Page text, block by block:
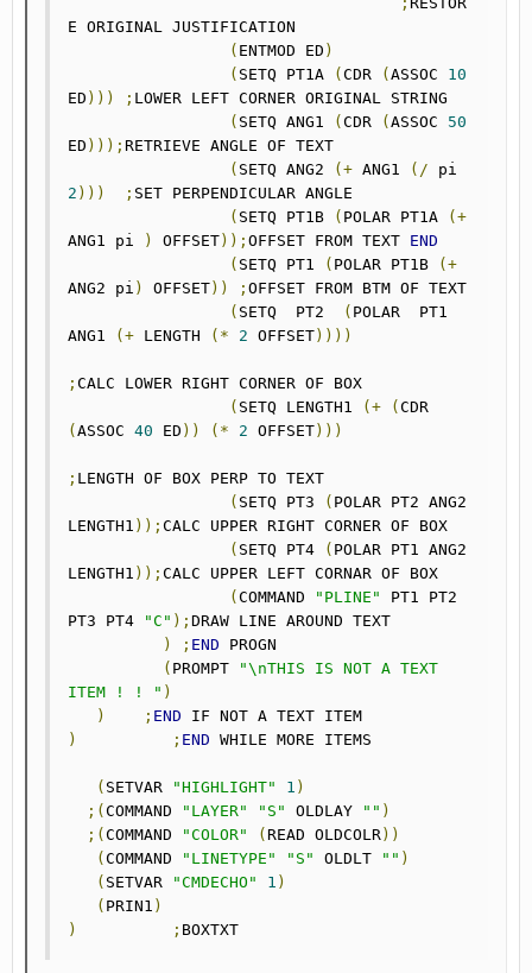
E ORIGINAL JUSTIFICATION
( ENTMOD ED )
( SETQ PT1A ( CDR ( ASSOC 10
ED ))) ; LOWER LEFT CORNER ORIGINAL STRING
( SETQ ANG1 ( CDR ( ASSOC 50
ED ))); RETRIEVE ANGLE OF TEXT
( SETQ ANG2 (+ ANG1 (/
2 ))) ; SET PERPENDICULAR ANGLE
( SETQ PT1B ( POLAR PT1A
(+
ANG1 pi
) OFFSET)); OFFSET FROM TEXT END
( SETQ PT1 ( POLAR PT1B
(+
ANG2 pi ) OFFSET)) ; OFFSET FROM BTM OF TEXT
( SETQ  PT2 ( POLAR  PT1
ANG1
(+ LENGTH (* 2 OFFSET))))
; CALC LOWER RIGHT CORNER OF BOX
( SETQ LENGTH1 (+ (
( ASSOC 40 ED )) (* 2 OFFSET)))
; LENGTH OF BOX PERP TO TEXT
( SETQ PT3 ( POLAR PT2 ANG2
LENGTH1 )); CALC UPPER RIGHT CORNER OF BOX
( SETQ PT4 ( POLAR PT1 ANG2
LENGTH1 )); CALC UPPER LEFT CORNAR OF BOX
( COMMAND "PLINE"
PT1 PT2
PT3 PT4
"C" ); DRAW LINE AROUND TEXT
)
; END PROGN
( PROMPT
"\nTHIS IS NOT A TEXT
ITEM ! ! " )
)
; END
)
; END WHILE MORE ITEMS
( SETVAR "HIGHLIGHT" 1 )
;( COMMAND "LAYER" "S" OLDLAY "" )
;( COMMAND "COLOR" ( READ OLDCOLR))
( COMMAND "LINETYPE" "S" OLDLT "" )
( SETVAR "CMDECHO" 1 )
( PRIN1 )
)
; BOXTXT